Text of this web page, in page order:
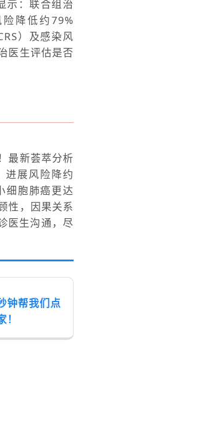
示：联合组治
降低约79%
）及感染风
医生评估是否
最新荟萃分析
进展风险降约
细胞肺癌更达
性，因果关系
医生沟通，尽
钟帮我们点